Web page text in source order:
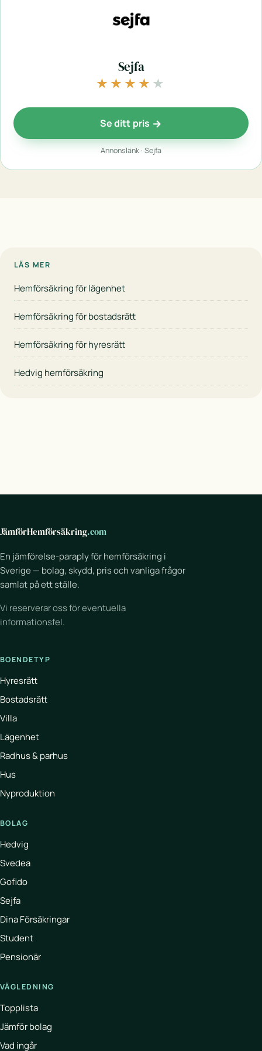
Sejfa
★★★★★
★★★★★
Se ditt pris
Annonslänk · Sejfa
LÄS MER
Hemförsäkring för lägenhet
Hemförsäkring för bostadsrätt
Hemförsäkring för hyresrätt
Hedvig hemförsäkring
JämförHemförsäkring.com
En jämförelse-paraply för hemförsäkring i
Sverige — bolag, skydd, pris och vanliga frågor
samlat på ett ställe.
Vi reserverar oss för eventuella
informationsfel.
BOENDETYP
Hyresrätt
Bostadsrätt
Villa
Lägenhet
Radhus & parhus
Hus
Nyproduktion
BOLAG
Hedvig
Svedea
Gofido
Sejfa
Dina Försäkringar
Student
Pensionär
VÄGLEDNING
Topplista
Jämför bolag
Vad ingår